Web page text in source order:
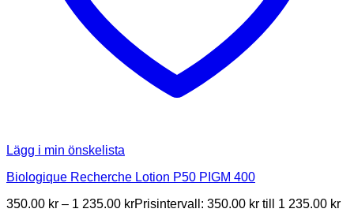
Lägg i min önskelista
Biologique Recherche Lotion P50 PIGM 400
350.00 kr – 1 235.00 krPrisintervall: 350.00 kr till 1 235.00 kr